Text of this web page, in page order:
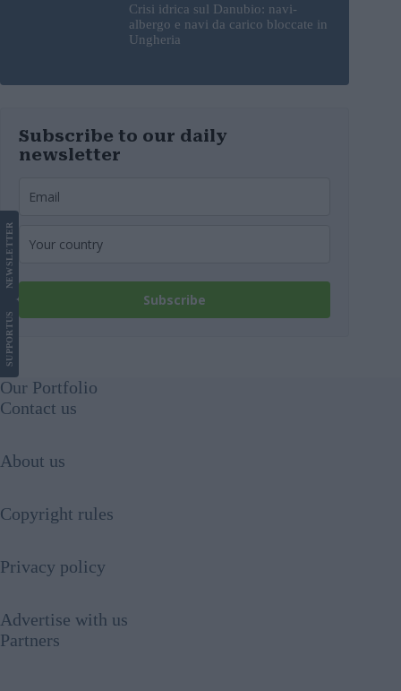
Crisi idrica sul Danubio: navi-
albergo e navi da carico bloccate in
Ungheria
Subscribe to our daily
newsletter
Subscribe
SUPPORT
US
NEWS
LETTER
Our Portfolio
Contact us
About us
Copyright rules
Privacy policy
Advertise with us
Partners